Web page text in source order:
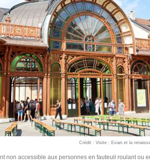
Crédit : Visite : Evian et la
non accessible aux personnes en fauteuil roulant ou